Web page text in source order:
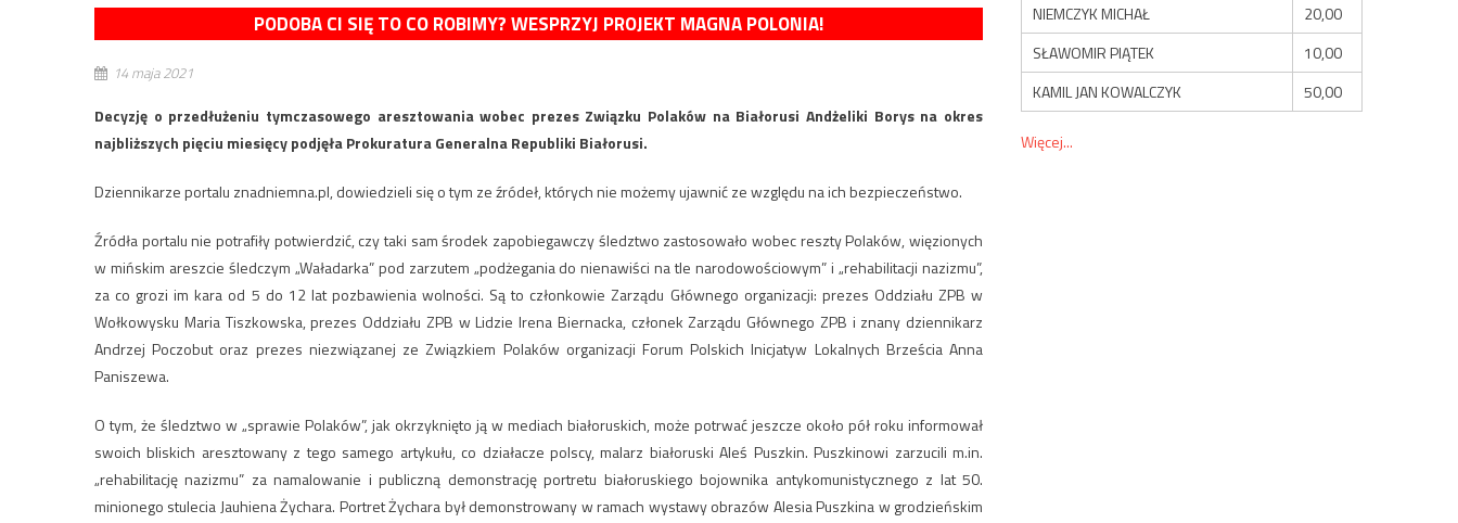
PODOBA CI SIĘ TO CO ROBIMY? WESPRZYJ PROJEKT MAGNA POLONIA!
14 maja 2021
Decyzję o przedłużeniu tymczasowego aresztowania wobec prezes Związku Polaków na Białorusi Andżeliki Borys na okres
najbliższych pięciu miesięcy podjęła Prokuratura Generalna Republiki Białorusi.
Dziennikarze portalu znadniemna.pl, dowiedzieli się o tym ze źródeł, których nie możemy ujawnić ze względu na ich bezpieczeństwo.
Źródła portalu nie potrafiły potwierdzić, czy taki sam środek zapobiegawczy śledztwo zastosowało wobec reszty Polaków, więzionych
w mińskim areszcie śledczym „Waładarka” pod zarzutem „podżegania do nienawiści na tle narodowościowym” i „rehabilitacji nazizmu”,
za co grozi im kara od 5 do 12 lat pozbawienia wolności. Są to członkowie Zarządu Głównego organizacji: prezes Oddziału ZPB w
Wołkowysku Maria Tiszkowska, prezes Oddziału ZPB w Lidzie Irena Biernacka, członek Zarządu Głównego ZPB i znany dziennikarz
Andrzej Poczobut oraz prezes niezwiązanej ze Związkiem Polaków organizacji Forum Polskich Inicjatyw Lokalnych Brześcia Anna
Paniszewa.
O tym, że śledztwo w „sprawie Polaków”, jak okrzyknięto ją w mediach białoruskich, może potrwać jeszcze około pół roku informował
swoich bliskich aresztowany z tego samego artykułu, co działacze polscy, malarz białoruski Aleś Puszkin. Puszkinowi zarzucili m.in.
„rehabilitację nazizmu” za namalowanie i publiczną demonstrację portretu białoruskiego bojownika antykomunistycznego z lat 50.
minionego stulecia Jauhiena Żychara. Portret Żychara był demonstrowany w ramach wystawy obrazów Alesia Puszkina w grodzieńskim
NIEMCZYK MICHAŁ
20,00
SŁAWOMIR PIĄTEK
10,00
KAMIL JAN KOWALCZYK
50,00
Więcej...